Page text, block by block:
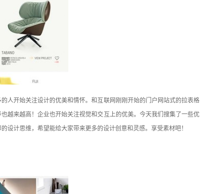
人开始关注设计的优美和情怀。和互联网刚刚开始的门户网站式的拉表格
越来越高！企业也开始关注视觉和交互上的优美。今天我们搜集了一些优
设计思维，希望能给大家带来更多的设计创意和灵感。享受素材吧！